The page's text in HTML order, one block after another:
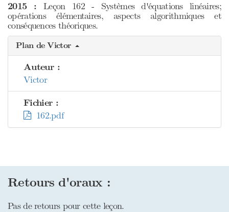
2015 : Leçon 162 - Systèmes d'équations linéaires;
opérations élémentaires, aspects algorithmiques et
conséquences théoriques.
Plan de Victor
Auteur :
Victor
Fichier :
162.pdf
Retours d'oraux :
Pas de retours pour cette leçon.